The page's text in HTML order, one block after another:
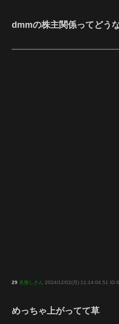
dmmの株主関係ってどう
29 名無しさん 2024/12/02(月) 11:14:04.51
めっちゃ上がってて草